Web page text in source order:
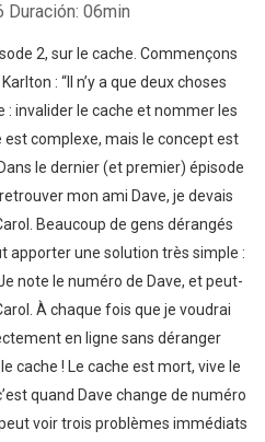
Duración: 06min
2, sur le cache. Commençons
: “Il n’y a que deux choses
invalider le cache et nommer les
est complexe, mais le concept est
le dernier (et premier) épisode
mon ami Dave, je devais
Beaucoup de gens dérangés
apporter une solution très simple :
note le numéro de Dave, et peut-
À chaque fois que je voudrai
en ligne sans déranger
cache ! Le cache est mort, vive le
quand Dave change de numéro
voir trois problèmes immédiats